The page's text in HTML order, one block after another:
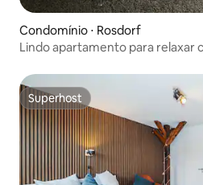
Condomínio ⋅ Rosdorf
Lindo apartamento para relaxar
Superhost
Superhost